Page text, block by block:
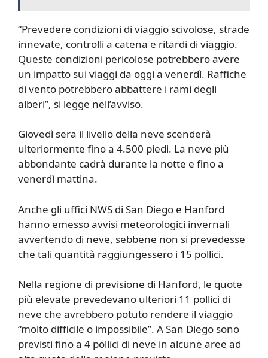
“Prevedere condizioni di viaggio scivolose, strade
innevate, controlli a catena e ritardi di viaggio.
Queste condizioni pericolose potrebbero avere
un impatto sui viaggi da oggi a venerdì. Raffiche
di vento potrebbero abbattere i rami degli
alberi”, si legge nell’avviso.
Giovedì sera il livello della neve scenderà
ulteriormente fino a 4.500 piedi. La neve più
abbondante cadrà durante la notte e fino a
venerdì mattina.
Anche gli uffici NWS di San Diego e Hanford
hanno emesso avvisi meteorologici invernali
avvertendo di neve, sebbene non si prevedesse
che tali quantità raggiungessero i 15 pollici.
Nella regione di previsione di Hanford, le quote
più elevate prevedevano ulteriori 11 pollici di
neve che avrebbero potuto rendere il viaggio
“molto difficile o impossibile”. A San Diego sono
previsti fino a 4 pollici di neve in alcune aree ad